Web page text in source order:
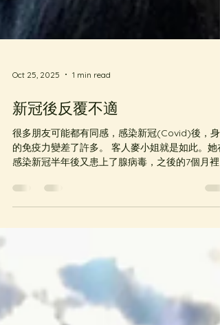
Oct 25, 2025 1 min read
新冠後反覆不適
很多朋友可能都有同感，感染新冠(Covid)後，身
頻繁出現感冒發燒的情況。而讓麥小姐下定決心積
口過了一個多月都沒癒合，還一直流膿，同時口腔
裡長了很多痱滋，舌頭也有損傷，甚至失去了味
覺。 後來，當她得知髗骶骨療法這種自然療法後，
決定嘗試一下。在完成第一次治療後的一個星期，
麥小姐的口腔問題就好了70%-80%，味覺也有了